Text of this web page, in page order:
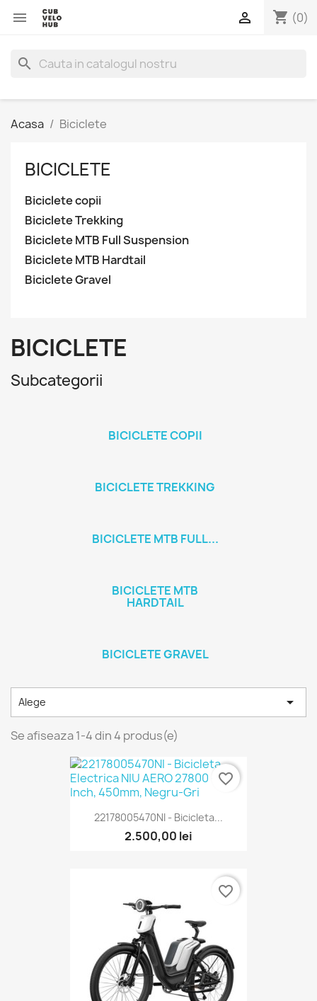
 shopping_cart (0)

search
Acasa Biciclete
BICICLETE
Biciclete copii
Biciclete Trekking
Biciclete MTB Full Suspension
Biciclete MTB Hardtail
Biciclete Gravel
BICICLETE
Subcategorii
BICICLETE COPII
BICICLETE TREKKING
BICICLETE MTB FULL...
BICICLETE MTB
HARDTAIL
BICICLETE GRAVEL
Alege 
Se afiseaza 1-4 din 4 produs(e)
22178005470NI - Bicicleta...
2.500,00 lei
favorite_border
favorite_border